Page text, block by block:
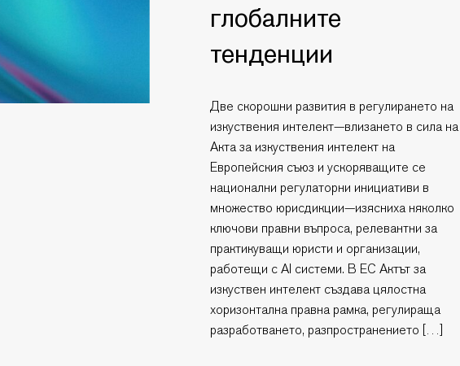
глобалните
тенденции
Две скорошни развития в регулирането на
изкуствения интелект—влизането в сила на
Акта за изкуствения интелект на
Европейския съюз и ускоряващите се
национални регулаторни инициативи в
множество юрисдикции—изясниха няколко
ключови правни въпроса, релевантни за
практикуващи юристи и организации,
работещи с AI системи. В ЕС Актът за
изкуствен интелект създава цялостна
хоризонтална правна рамка, регулираща
разработването, разпространението […]